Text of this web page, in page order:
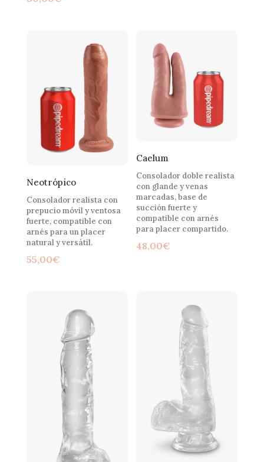
Neotrópico
Consolador realista con
prepucio móvil y ventosa
fuerte, compatible con
arnés para un placer
natural y versátil.
55,00€
Caelum
Consolador doble realista
con glande y venas
marcadas, base de
succión fuerte y
compatible con arnés
para placer compartido.
48,00€